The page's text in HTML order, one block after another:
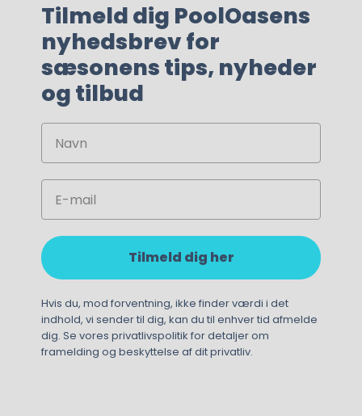
Tilmeld dig PoolOasens
nyhedsbrev for
sæsonens tips, nyheder
og tilbud
Tilmeld dig her
Hvis du, mod forventning, ikke finder værdi i det
indhold, vi sender til dig, kan du til enhver tid afmelde
dig. Se vores privatlivspolitik for detaljer om
framelding og beskyttelse af dit privatliv.